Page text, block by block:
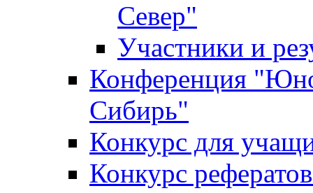
Север"
Участники и
Конференция
Сибирь"
Конкурс для
Конкурс